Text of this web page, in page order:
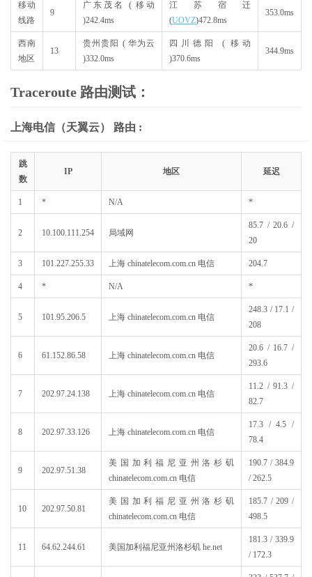
移动
线路
9
广东茂名 ( 移动
)242.4ms
江苏宿迁
(UOVZ)472.8ms
353.0ms
西南
地区
13
贵州贵阳 ( 华为云
)332.0ms
四川德阳 ( 移动
)370.6ms
344.9ms
Traceroute 路由测试：
上海电信（天翼云） 路由 :
跳
数
IP 地区 延迟
1 * N/A *
2 10.100.111.254 局域网
85.7 / 20.6 /
20
3 101.227.255.33 上海 chinatelecom.com.cn 电信 204.7
4 * N/A *
5 101.95.206.5 上海 chinatelecom.com.cn 电信
248.3 / 17.1 /
208
6 61.152.86.58 上海 chinatelecom.com.cn 电信
20.6 / 16.7 /
293.6
7 202.97.24.138 上海 chinatelecom.com.cn 电信
11.2 / 91.3 /
82.7
8 202.97.33.126 上海 chinatelecom.com.cn 电信
17.3 / 4.5 /
78.4
9 202.97.51.38
美国加利福尼亚州洛杉矶
chinatelecom.com.cn 电信
190.7 / 384.9
/ 262.5
10 202.97.50.81
美国加利福尼亚州洛杉矶
chinatelecom.com.cn 电信
185.7 / 209 /
498.5
11 64.62.244.61 美国加利福尼亚州洛杉矶 he.net
181.3 / 339.9
/ 172.3